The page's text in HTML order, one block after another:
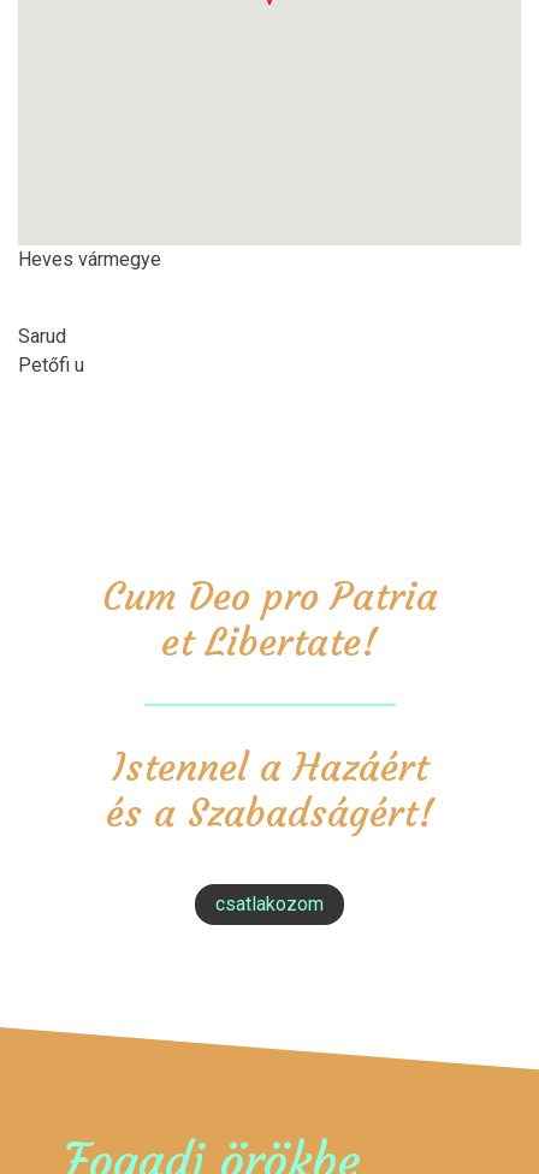
Heves vármegye
Sarud
Petőfi u
Cum Deo pro Patria
et Libertate!
Istennel a Hazáért
és a Szabadságért!
csatlakozom
Fogadj örökbe